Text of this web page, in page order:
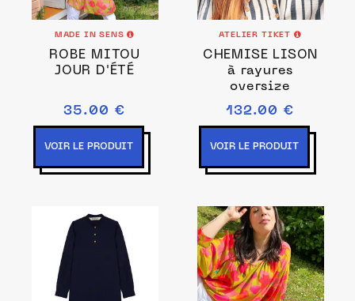
MADE IN SENS
ROBE MITOU
JOUR D'ÉTÉ
35.00 €
VOIR LE PRODUIT
ATELIER TIKET
CHEMISE LISON
à rayures
oversize
132.00 €
VOIR LE PRODUIT